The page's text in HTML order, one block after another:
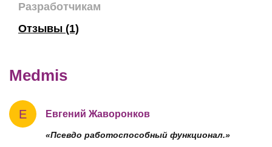
Разработчикам
Отзывы (1)
Medmis
Е Евгений Жаворонков
«Псевдо работоспособный функционал.»